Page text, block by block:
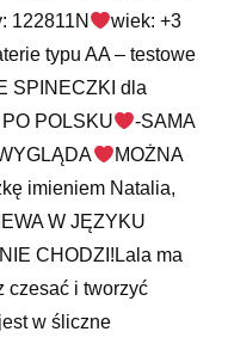
122811N
wiek: +3
typu AA – testowe
SPINECZKI dla
POLSKU
-SAMA
MOŻNA
imieniem Natalia,
W JĘZYKU
CHODZI!Lala ma
czesać i tworzyć
w śliczne